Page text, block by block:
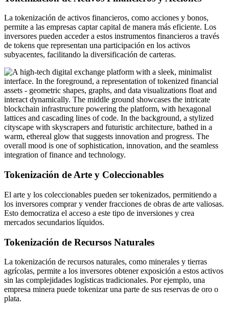
La tokenización de activos financieros, como acciones y bonos,
permite a las empresas captar capital de manera más eficiente. Los
inversores pueden acceder a estos instrumentos financieros a través
de tokens que representan una participación en los activos
subyacentes, facilitando la diversificación de carteras.
Tokenización de Arte y Coleccionables
El arte y los coleccionables pueden ser tokenizados, permitiendo a
los inversores comprar y vender fracciones de obras de arte valiosas.
Esto democratiza el acceso a este tipo de inversiones y crea
mercados secundarios líquidos.
Tokenización de Recursos Naturales
La tokenización de recursos naturales, como minerales y tierras
agrícolas, permite a los inversores obtener exposición a estos activos
sin las complejidades logísticas tradicionales. Por ejemplo, una
empresa minera puede tokenizar una parte de sus reservas de oro o
plata.